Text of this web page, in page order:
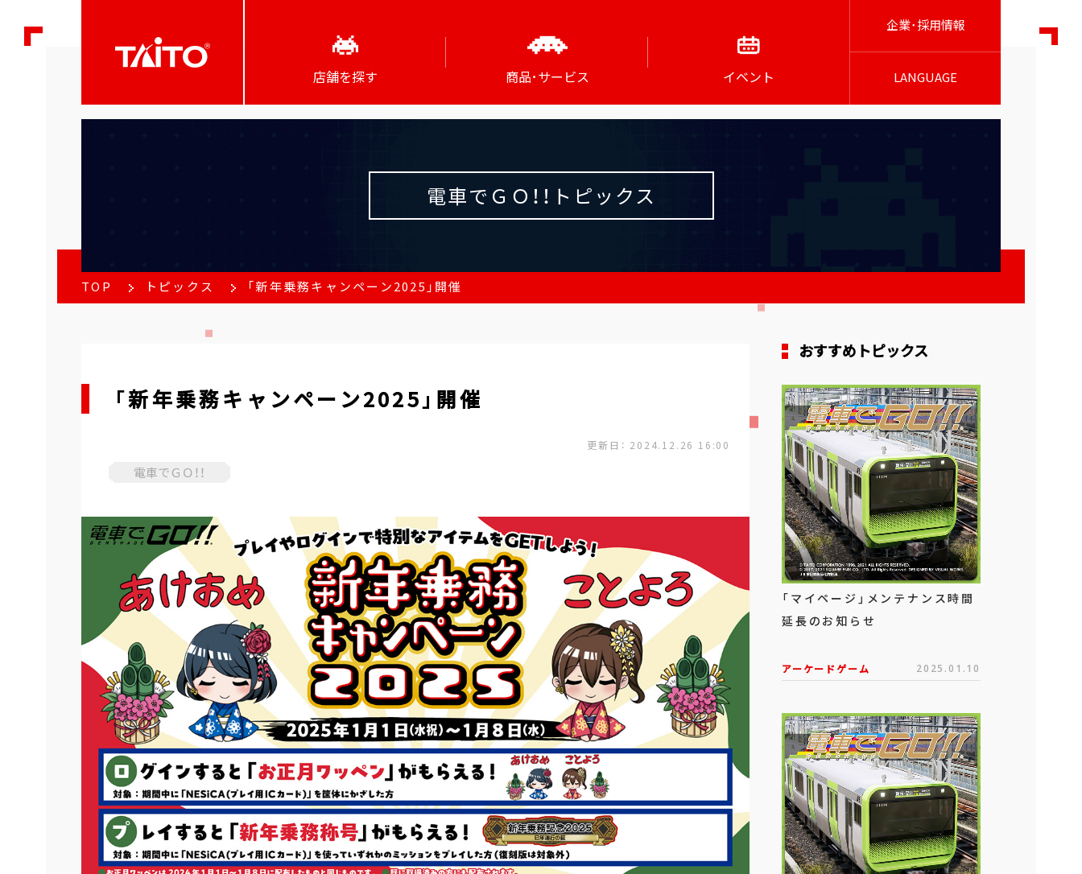
店舗を探す 商品･サービス イベント
企業･採用情報
LANGUAGE
電車でＧＯ！！トピックス
TOP トピックス 「新年乗務キャンペーン2025」開催
「新年乗務キャンペーン2025」開催
更新日： 2024.12.26 16:00
電車でＧＯ！！
おすすめトピックス
「マイページ」メンテナンス時間
延長のお知らせ
アーケードゲーム 2025.01.10